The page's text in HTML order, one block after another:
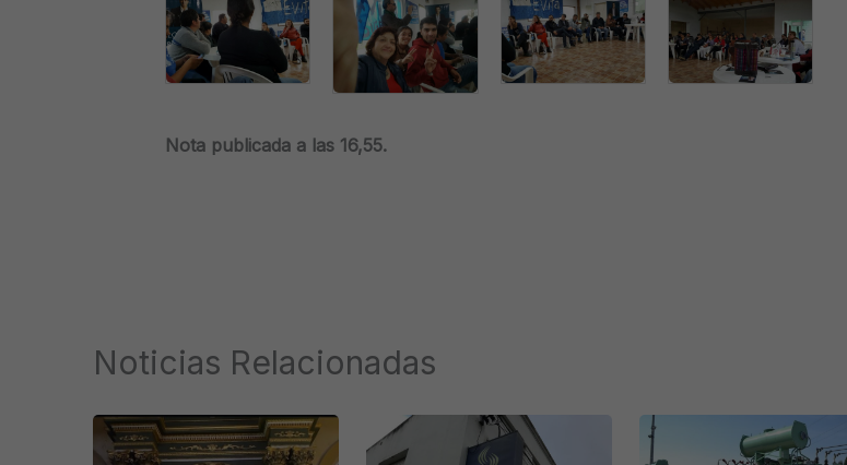
Nota publicada a las 16,55.
Noticias Relacionadas